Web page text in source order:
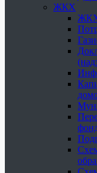
ЖКХ